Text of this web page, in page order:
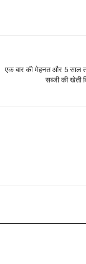
एक बार की मेहनत और 5 साल
सब्जी की खेती